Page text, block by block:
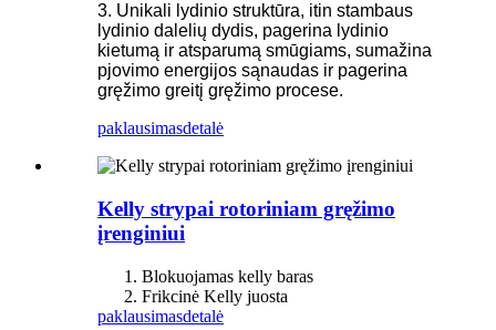
3. Unikali lydinio struktūra, itin stambaus
lydinio dalelių dydis, pagerina lydinio
kietumą ir atsparumą smūgiams, sumažina
pjovimo energijos sąnaudas ir pagerina
gręžimo greitį gręžimo procese.
paklausimasdetalė
Kelly strypai rotoriniam gręžimo
įrenginiui
Blokuojamas kelly baras
Frikcinė Kelly juosta
paklausimasdetalė